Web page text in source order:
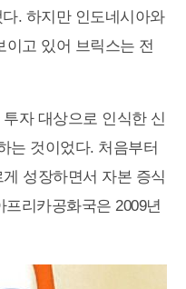
. 하지만 인도네시아와
고 있어 브릭스는 전
자 대상으로 인식한 신
는 것이었다. 처음부터
성장하면서 자본 증식
리카공화국은 2009년